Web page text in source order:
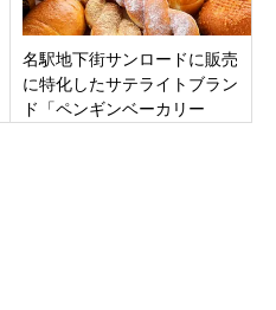
名駅地下街サンロードに販売
に特化したサテライトブラン
ド「ペンギンベーカリー